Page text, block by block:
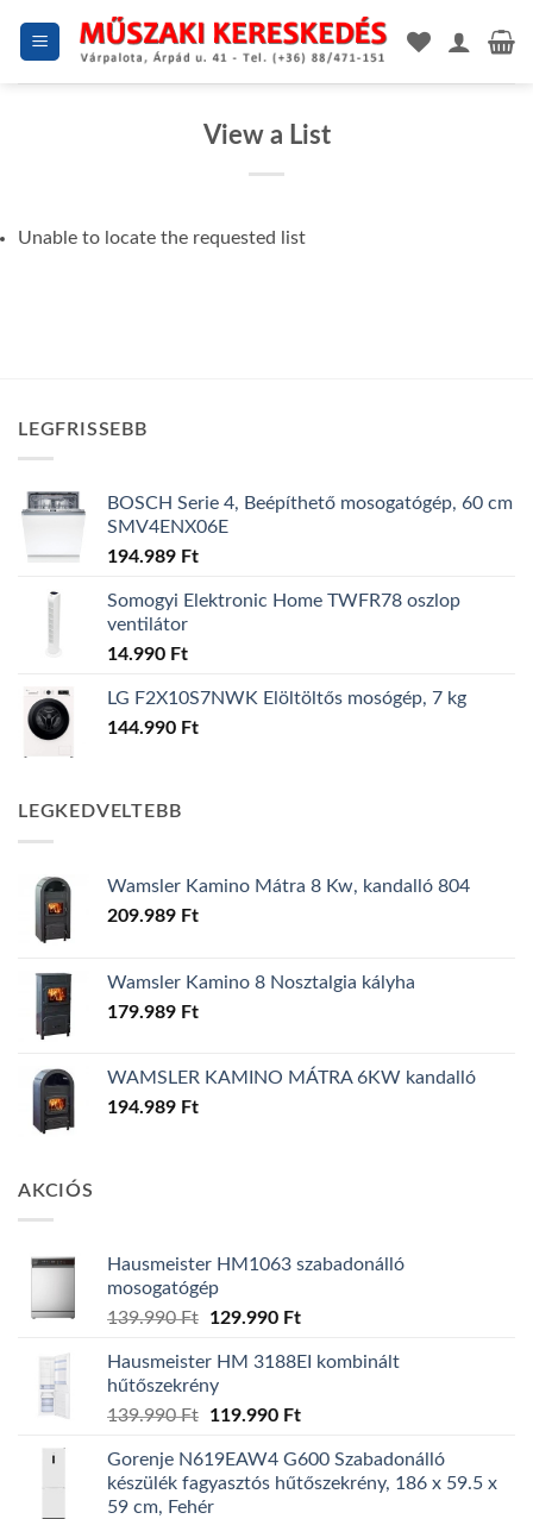
View a List
Unable to locate the requested list
LEGFRISSEBB
BOSCH Serie 4, Beépíthető mosogatógép, 60 cm
SMV4ENX06E
194.989 Ft
Somogyi Elektronic Home TWFR78 oszlop
ventilátor
14.990 Ft
LG F2X10S7NWK Elöltöltős mosógép, 7 kg
144.990 Ft
LEGKEDVELTEBB
Wamsler Kamino Mátra 8 Kw, kandalló 804
209.989 Ft
Wamsler Kamino 8 Nosztalgia kályha
179.989 Ft
WAMSLER KAMINO MÁTRA 6KW kandalló
194.989 Ft
AKCIÓS
Hausmeister HM1063 szabadonálló
mosogatógép
139.990Ft
Original
was:
139.990 Ft.
129.990 FtCurrent
is:
Hausmeister HM 3188EI kombinált
hűtőszekrény
139.990Ft
Original
was:
139.990 Ft.
119.990 FtCurrent
is:
119.990 Ft.
Gorenje N619EAW4 G600 Szabadonálló
készülék fagyasztós hűtőszekrény, 186 x 59.5 x
59 cm, Fehér